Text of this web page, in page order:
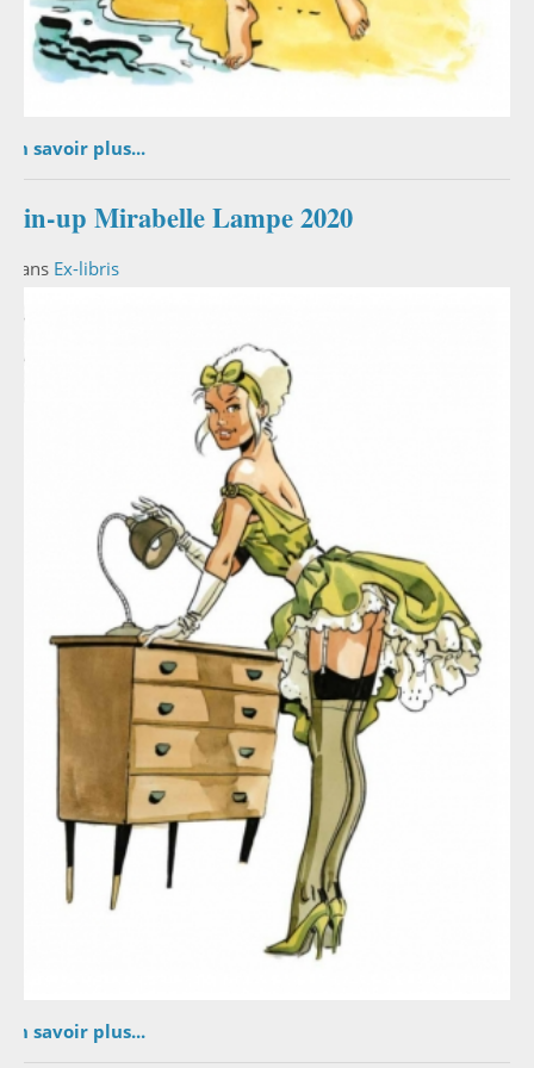
En savoir plus...
Pin-up Mirabelle Lampe 2020
Dans Ex-libris
En savoir plus...